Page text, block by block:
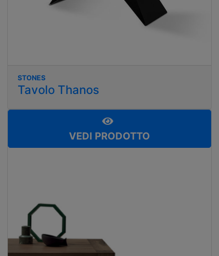
STONES
Tavolo Thanos
VEDI PRODOTTO